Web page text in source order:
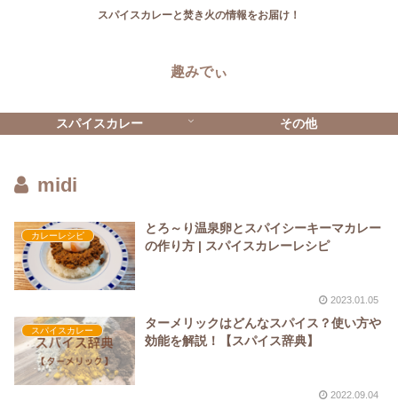
スパイスカレーと焚き火の情報をお届け！
趣みでぃ
スパイスカレー その他
midi
カレーレシピ
とろ～り温泉卵とスパイシーキーマカレー
の作り方 | スパイスカレーレシピ
2023.01.05
スパイスカレー
ターメリックはどんなスパイス？使い方や
効能を解説！【スパイス辞典】
2022.09.04